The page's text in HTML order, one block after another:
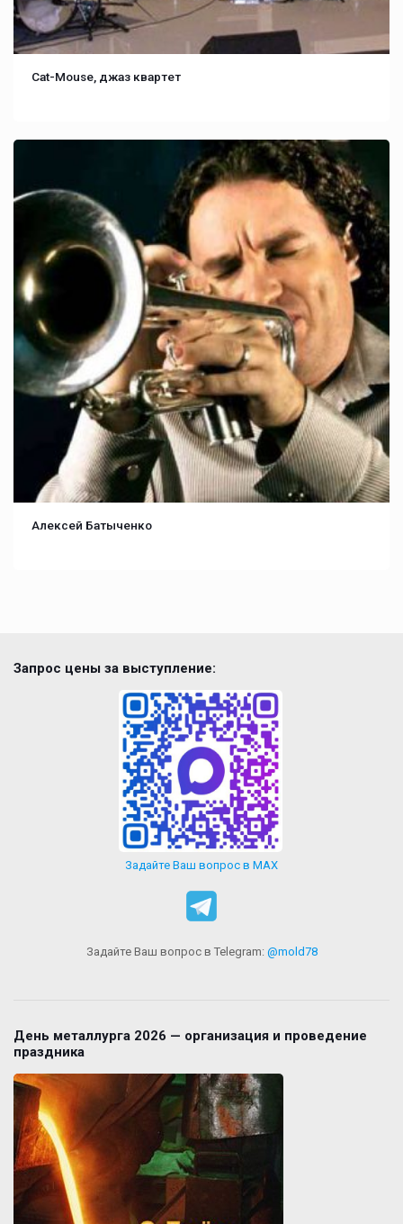
Cat-Mouse, джаз квартет
Алексей Батыченко
Запрос цены за выступление:
Задайте Ваш вопрос в MAX
Задайте Ваш вопрос в Telegram: @mold78
День металлурга 2026 — организация и проведение
праздника